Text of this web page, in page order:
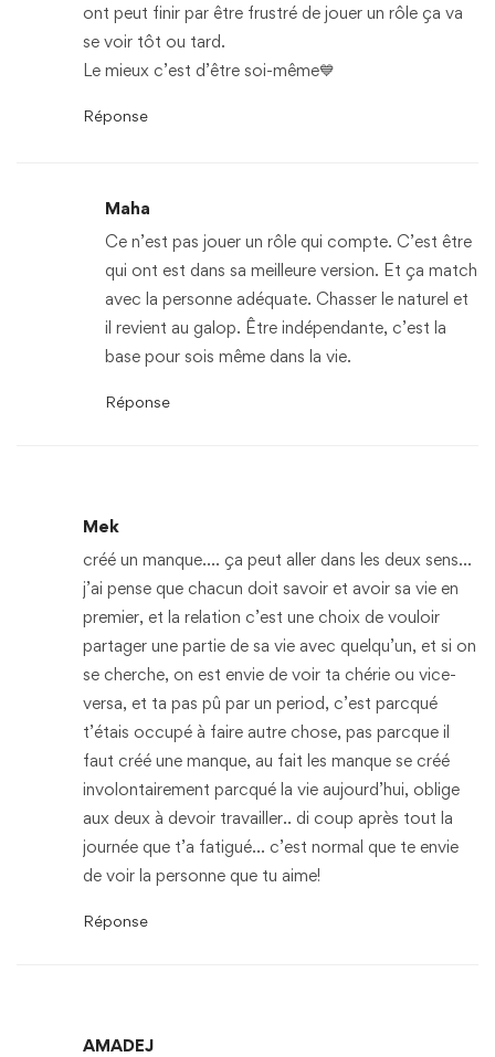
ont peut finir par être frustré de jouer un rôle ça va
se voir tôt ou tard.
Le mieux c’est d’être soi-même💙
Réponse
Maha
Ce n’est pas jouer un rôle qui compte. C’est être
qui ont est dans sa meilleure version. Et ça match
avec la personne adéquate. Chasser le naturel et
il revient au galop. Être indépendante, c’est la
base pour sois même dans la vie.
Réponse
Mek
créé un manque…. ça peut aller dans les deux sens…
j’ai pense que chacun doit savoir et avoir sa vie en
premier, et la relation c’est une choix de vouloir
partager une partie de sa vie avec quelqu’un, et si on
se cherche, on est envie de voir ta chérie ou vice-
versa, et ta pas pû par un period, c’est parcqué
t’étais occupé à faire autre chose, pas parcque il
faut créé une manque, au fait les manque se créé
involontairement parcqué la vie aujourd’hui, oblige
aux deux à devoir travailler.. di coup après tout la
journée que t’a fatigué… c’est normal que te envie
de voir la personne que tu aime!
Réponse
AMADEJ